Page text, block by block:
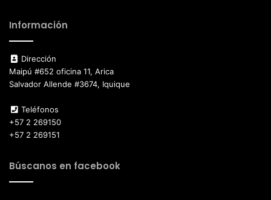
Información
Dirección
Maipú #652 oficina 11, Arica
Salvador Allende #3674, Iquique
Teléfonos
+57 2 269150
+57 2 269151
Búscanos en facebook